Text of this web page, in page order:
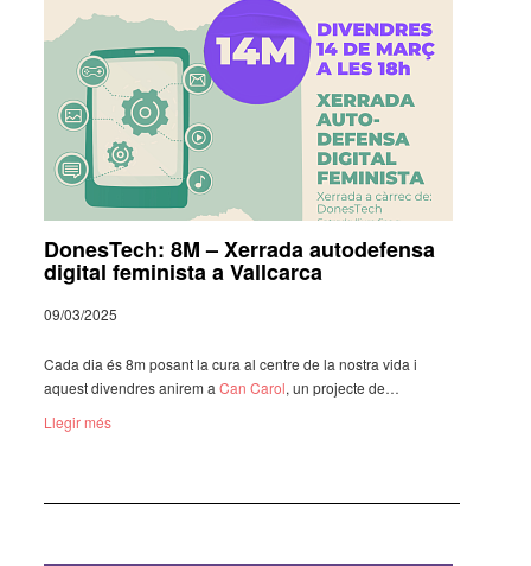
DonesTech: 8M – Xerrada autodefensa
digital feminista a Vallcarca
09/03/2025
Cada dia és 8m posant la cura al centre de la nostra vida i
aquest diven­dres anirem aCan Carol, un projecte de…
Llegir més